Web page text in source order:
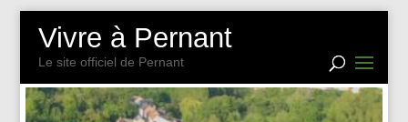
Vivre à Pernant
Le site officiel de Pernant